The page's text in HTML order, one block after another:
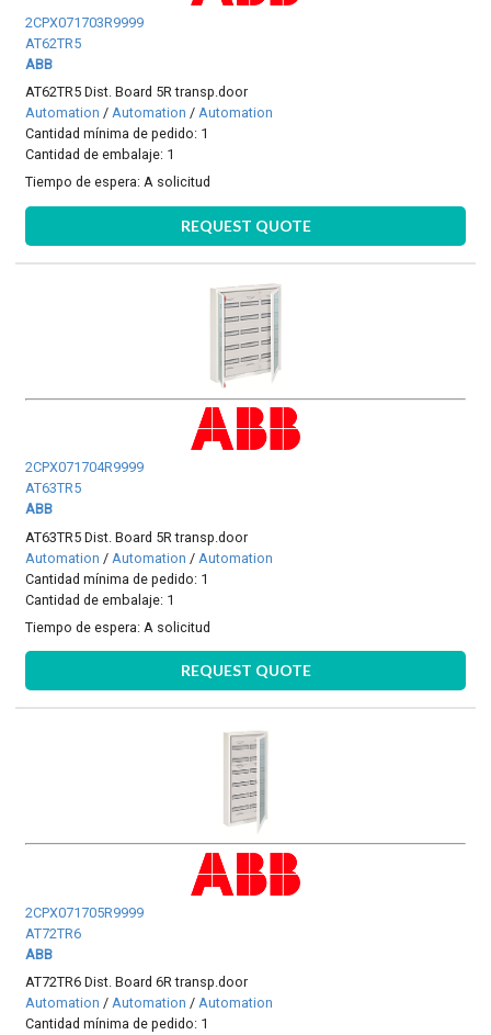
2CPX071703R9999
AT62TR5
ABB
AT62TR5 Dist. Board 5R transp.door
Automation /Automation /Automation
Cantidad mínima de pedido: 1
Cantidad de embalaje: 1
Tiempo de espera:A solicitud
REQUEST QUOTE
2CPX071704R9999
AT63TR5
ABB
AT63TR5 Dist. Board 5R transp.door
Automation / Automation / Automation
Cantidad mínima de pedido: 1
Cantidad de embalaje: 1
Tiempo de espera: A solicitud
REQUEST QUOTE
2CPX071705R9999
AT72TR6
ABB
AT72TR6 Dist. Board 6R transp.door
Automation /Automation /Automation
Cantidad mínima de pedido: 1